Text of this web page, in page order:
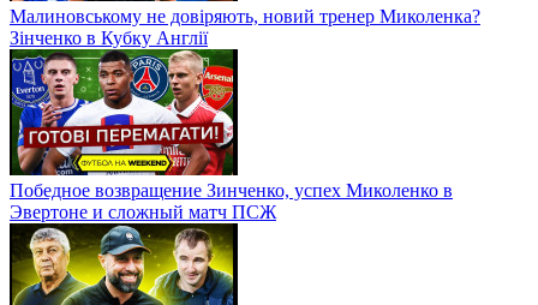
Малиновському не довіряють, новий тренер Миколенка?
Зінченко в Кубку Англії
Победное возвращение Зинченко, успех Миколенко в
Эвертоне и сложный матч ПСЖ